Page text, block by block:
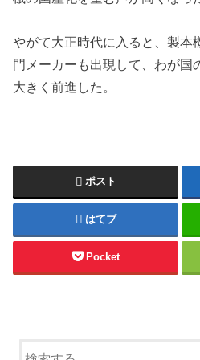
やがて大正時代に入ると、製本
門メーカーも出現して、わが国
大きく前進した。
ポスト
はてブ
Pocket